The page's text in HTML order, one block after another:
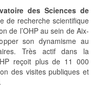
des Sciences de
de recherche scientifique
de l’OHP au sein de Aix-
son dynamisme au
Très actif dans la
reçoit plus de 11 000
des visites publiques et